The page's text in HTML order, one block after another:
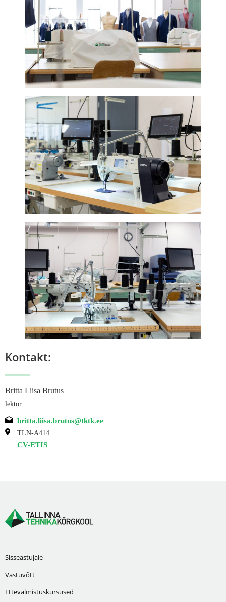
Kontakt:
Britta Liisa Brutus
lektor
britta.liisa.brutus@tktk.ee
TLN-A414
CV-ETIS
Sisseastujale
Vastuvõtt
Ettevalmistuskursused